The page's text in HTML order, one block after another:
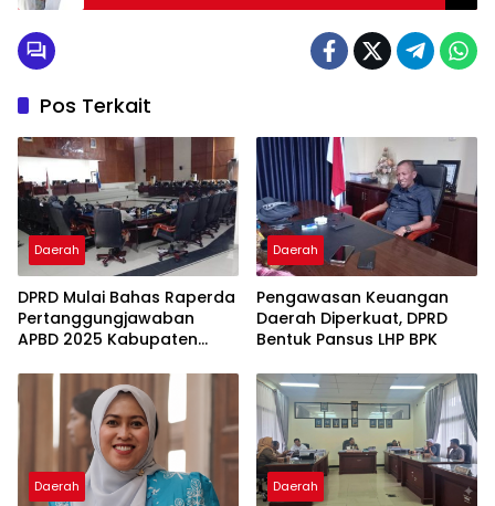
Pos Terkait
Daerah
DPRD Mulai Bahas Raperda
Pertanggungjawaban
APBD 2025 Kabupaten
Daerah
Pengawasan Keuangan
Daerah Diperkuat, DPRD
Bentuk Pansus LHP BPK
Daerah Daerah